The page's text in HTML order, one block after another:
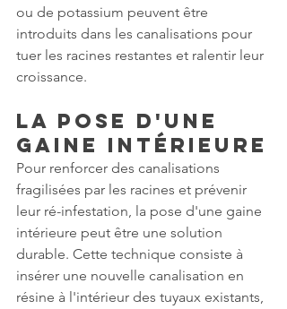
ou de potassium peuvent être
introduits dans les canalisations pour
tuer les racines restantes et ralentir leur
croissance.
La pose d'une
gaine intérieure
Pour renforcer des canalisations
fragilisées par les racines et prévenir
leur ré-infestation, la pose d'une gaine
intérieure peut être une solution
durable. Cette technique consiste à
insérer une nouvelle canalisation en
résine à l'intérieur des tuyaux existants,